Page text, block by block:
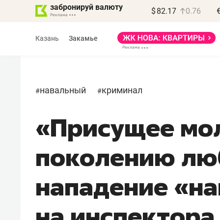
забронируй валюту $ 82.17 0.76
Казань Закамье
#навальный #криминал
«Присущее
поколению
нападение
Василь Мазитов
МАРТ
«Не зная местных
потерять минимум
полгода»